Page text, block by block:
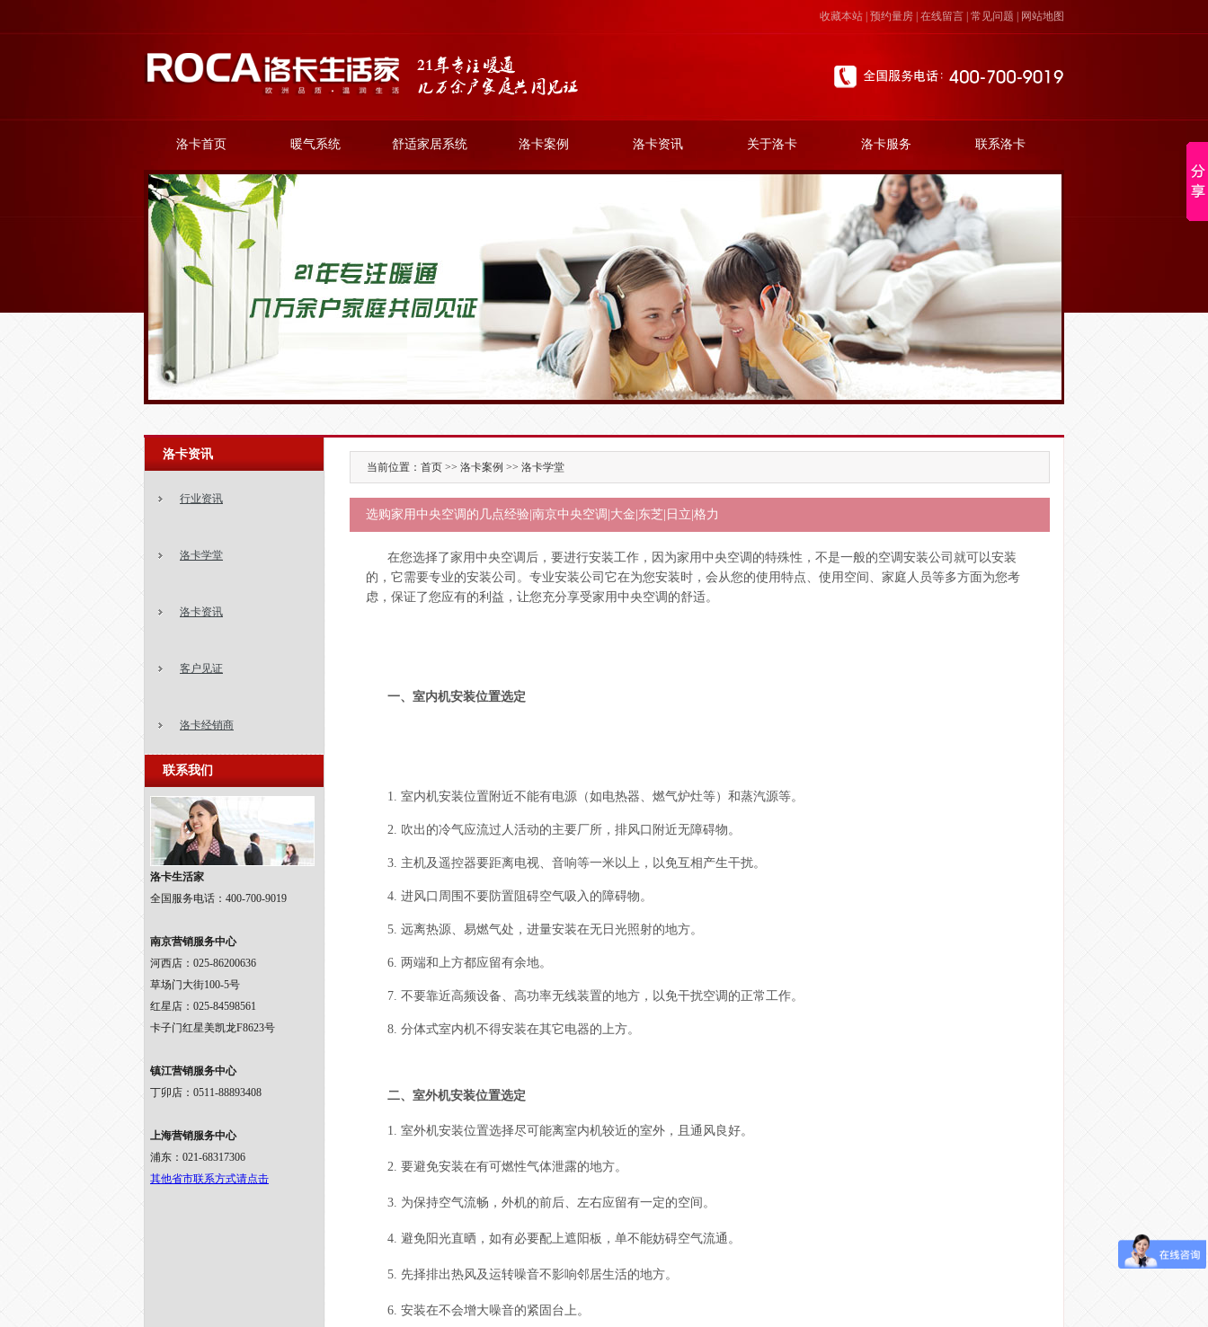
收藏本站 预约量房 在线留言 常见问题 网站地图
洛卡首页 暖气系统 舒适家居系统 洛卡案例 洛卡资讯 关于洛卡 洛卡服务 联系洛卡
洛卡资讯
行业资讯
洛卡学堂
洛卡资讯
客户见证
洛卡经销商
联系我们
洛卡生活家
全国服务电话：400-700-9019
南京营销服务中心
河西店：025-86200636
草场门大街100-5号
红星店：025-84598561
卡子门红星美凯龙F8623号
镇江营销服务中心
丁卯店：0511-88893408
上海营销服务中心
浦东：021-68317306
其他省市联系方式请点击
当前位置：首页 >> 洛卡案例 >> 洛卡学堂
选购家用中央空调的几点经验|南京中央空调|大金|东芝|日立|格力
在您选择了家用中央空调后，要进行安装工作，因为家用中央空调的特殊性，不是一般的空调安装公司就可以安装
的，它需要专业的安装公司。专业安装公司它在为您安装时，会从您的使用特点、使用空间、家庭人员等多方面为您考
虑，保证了您应有的利益，让您充分享受家用中央空调的舒适。
一、室内机安装位置选定
1. 室内机安装位置附近不能有电源（如电热器、燃气炉灶等）和蒸汽源等。
2. 吹出的冷气应流过人活动的主要厂所，排风口附近无障碍物。
3. 主机及遥控器要距离电视、音响等一米以上，以免互相产生干扰。
4. 进风口周围不要防置阻碍空气吸入的障碍物。
5. 远离热源、易燃气处，进量安装在无日光照射的地方。
6. 两端和上方都应留有余地。
7. 不要靠近高频设备、高功率无线装置的地方，以免干扰空调的正常工作。
8. 分体式室内机不得安装在其它电器的上方。
二、室外机安装位置选定
1. 室外机安装位置选择尽可能离室内机较近的室外，且通风良好。
2. 要避免安装在有可燃性气体泄露的地方。
3. 为保持空气流畅，外机的前后、左右应留有一定的空间。
4. 避免阳光直晒，如有必要配上遮阳板，单不能妨碍空气流通。
5. 先择排出热风及运转噪音不影响邻居生活的地方。
6. 安装在不会增大噪音的紧固台上。